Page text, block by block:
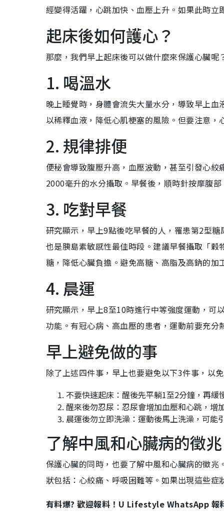
經變得活躍，心跳加快、血壓上升。如果此時
起床後如何護心？
那麼，我們早上起床後可以做什麼來保護心臟呢
1. 喝溫水
晚上睡覺時，身體會流失大量水分，導致早上
以稀釋血液，降低心肌梗塞的風險。但要注意
2. 規律排便
便秘會導致腹壓升高，血壓波動，甚至引發心
2000毫升的水分攝取。早餐後，順時針按摩腹
3. 吃對早餐
研究顯示，早上9點後吃早餐的人，罹患第2型
也是胰島素敏感性最佳時段。建議早餐攝取「
糖，降低心臟負擔。避免高糖、高脂及高鈉的加
4. 晨運
研究顯示，早上8至10時進行中等強度運動，可
功能。有冠心病、高血壓的患者，運動前要充分
早上避免做的事
除了上述四件事，早上也要避免以下3件事，以
不要快速起床：醒後先平躺1至2分鐘，再緩
醒來後勿忍尿：忍尿會增加血壓和心跳，增
晨運後勿立即洗澡：運動後馬上洗澡，可能
了解中風和心臟病的徵兆
保護心臟的同時，也要了解中風和心臟病的徵
狀包括：心絞痛、呼吸困難等。如果出現這些症
有料爆? 歡迎報料！U Lifestyle WhatsApp 報